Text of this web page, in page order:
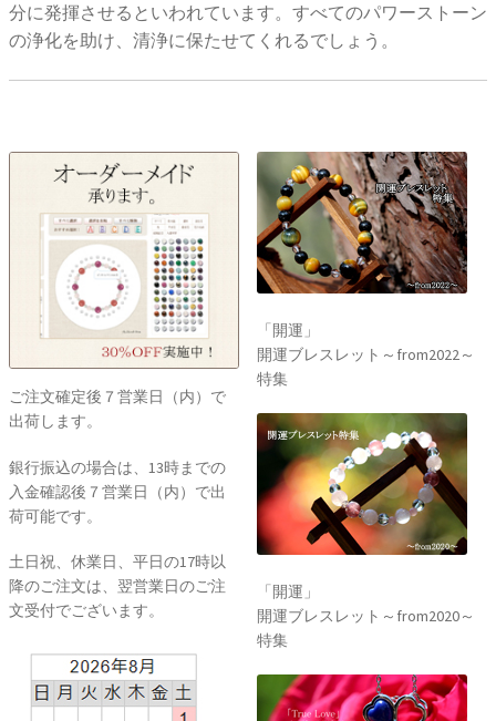
分に発揮させるといわれています。すべてのパワーストーン
の浄化を助け、清浄に保たせてくれるでしょう。
ご注文確定後７営業日（内）で
出荷します。
銀行振込の場合は、13時までの
入金確認後７営業日（内）で出
荷可能です。
土日祝、休業日、平日の17時以
降のご注文は、翌営業日のご注
文受付でございます。
「開運」
開運ブレスレット～from2022～
特集
「開運」
開運ブレスレット～from2020～
特集